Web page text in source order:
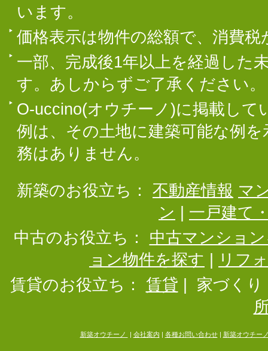
います。
価格表示は物件の総額で、消費
一部、完成後1年以上を経過した
す。あしからずご了承ください。
O-uccino(オウチーノ)に掲載して
例は、その土地に建築可能な例
務はありません。
新築のお役立ち： 不動産情報 マ
ン
一戸建て
中古のお役立ち：
中古マンショ
ョン物件を探す
リフ
賃貸のお役立ち：
賃貸
家づくり
新築オウチーノ 会社案内 各種お問い合わせ| 新築オウチー